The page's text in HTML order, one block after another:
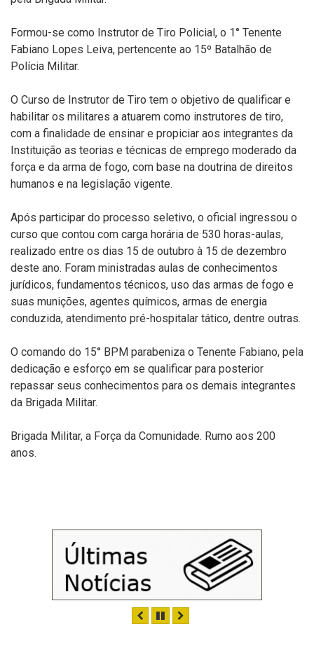
Formou-se como Instrutor de Tiro Policial, o 1° Tenente
Fabiano Lopes Leiva, pertencente ao 15º Batalhão de
Polícia Militar.
O Curso de Instrutor de Tiro tem o objetivo de qualificar e
habilitar os militares a atuarem como instrutores de tiro,
com a finalidade de ensinar e propiciar aos integrantes da
Instituição as teorias e técnicas de emprego moderado da
força e da arma de fogo, com base na doutrina de direitos
humanos e na legislação vigente.
Após participar do processo seletivo, o oficial ingressou o
curso que contou com carga horária de 530 horas-aulas,
realizado entre os dias 15 de outubro à 15 de dezembro
deste ano. Foram ministradas aulas de conhecimentos
jurídicos, fundamentos técnicos, uso das armas de fogo e
suas munições, agentes químicos, armas de energia
conduzida, atendimento pré-hospitalar tático, dentre outras.
O comando do 15° BPM parabeniza o Tenente Fabiano, pela
dedicação e esforço em se qualificar para posterior
repassar seus conhecimentos para os demais integrantes
da Brigada Militar.
Brigada Militar, a Força da Comunidade. Rumo aos 200
anos.
ANTERIOR
PAUSAR